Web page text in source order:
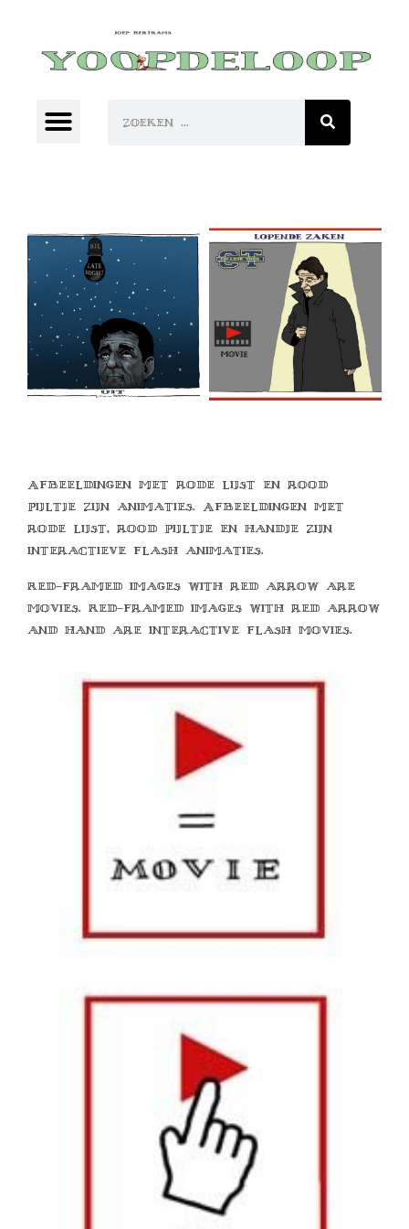
Afbeeldingen met rode lijst en rood
pijltje zijn animaties. Afbeeldingen met
rode lijst, rood pijltje en handje zijn
interactieve flash animaties.
Red-framed images with red arrow are
movies. Red-framed images with red arrow
and hand are interactive flash movies.